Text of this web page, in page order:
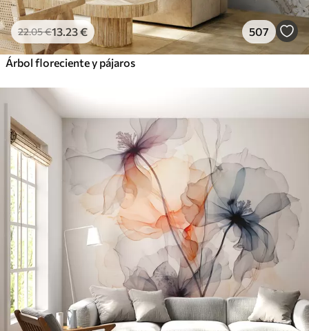
22.05€13 .23€ 507
Árbol floreciente y pájaros